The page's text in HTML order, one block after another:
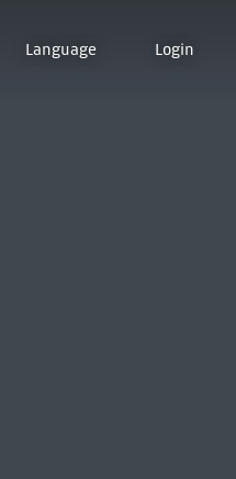
Language Login